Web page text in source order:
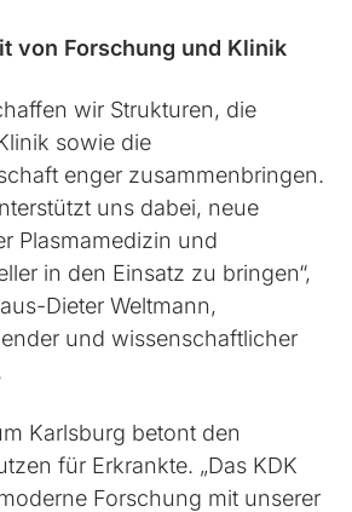
von Forschung und Klinik
wir Strukturen, die
sowie die
enger zusammenbringen.
uns dabei, neue
Plasmamedizin und
in den Einsatz zu bringen“,
Dieter Weltmann,
und wissenschaftlicher
Karlsburg betont den
für Erkrankte. „Das KDK
Forschung mit unserer